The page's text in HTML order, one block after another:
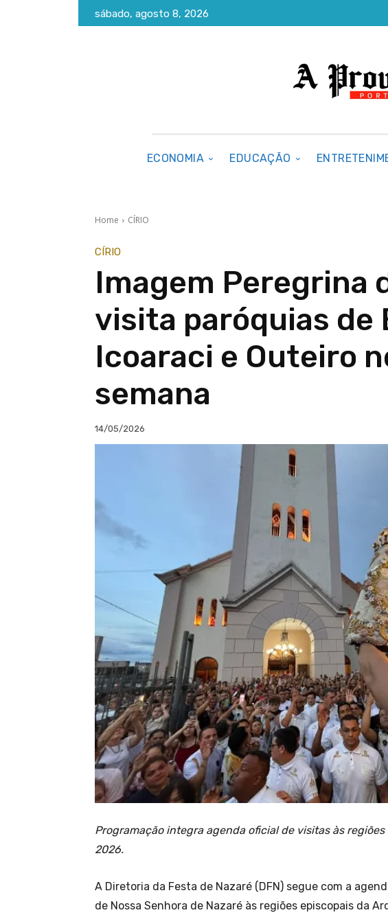
sábado, agosto 8, 2026
ECONOMIA EDUCAÇÃO
Home CÍRIO
CÍRIO
Imagem Peregrina
visita paróquias de
Icoaraci e Outeiro
semana
14/05/2026
Programação integra agenda oficial de visitas às
2026.
A Diretoria da Festa de Nazaré (DFN) segue com a
de Nossa Senhora de Nazaré às regiões episcopais da